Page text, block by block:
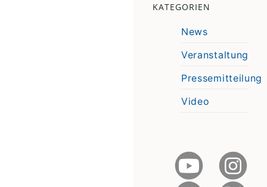
KATEGORIEN
News
Veranstaltung
Pressemitteilung
Video